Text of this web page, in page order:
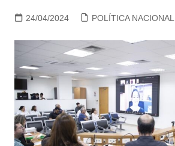
24/04/2024 POLÍTICA NACIONAL